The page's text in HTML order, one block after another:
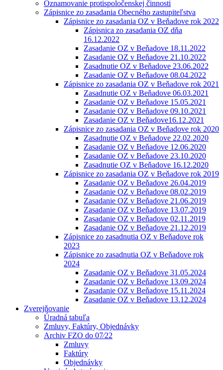
Oznamovanie protispoločenskej činnosti
Zápisnice zo zasadania Obecného zastupiteľstva
Zápisnice zo zasadania OZ v Beňadove rok 2022
Zápisnica zo zasadania OZ dňa
16.12.2022
Zasadanie OZ v Beňadove 18.11.2022
Zasadanie OZ v Beňadove 21.10.2022
Zasadnutie OZ v Beňadove 23.06.2022
Zasadanie OZ v Beňadove 08.04.2022
Zápisnice zo zasadania OZ v Beňadove rok 2021
Zasadnutie OZ v Beňadove 06.03.2021
Zasadanie OZ v Beňadove 15.05.2021
Zasadanie OZ v Beňadove 09.10.2021
Zasadanie OZ v Beňadove16.12.2021
Zápisnice zo zasadania OZ v Beňadove rok 2020
Zasadnutie OZ v Beňadove 22.02.2020
Zasadanie OZ v Beňadove 12.06.2020
Zasadanie OZ v Beňadove 23.10.2020
Zasadnutie OZ v Beňadove 16.12.2020
Zápisnice zo zasadania OZ v Beňadove rok 2019
Zasadanie OZ v Beňadove 26.04.2019
Zasadanie OZ v Beňadove 08.02.2019
Zasadanie OZ v Beňadove 21.06.2019
Zasadanie OZ v Beňadove 13.07.2019
Zasadanie OZ v Beňadove 02.11.2019
Zasadanie OZ v Beňadove 21.12.2019
Zápisnice zo zasadnutia OZ v Beňadove rok
2023
Zápisnice zo zasadnutia OZ v Beňadove rok
2024
Zasadanie OZ v Beňadove 31.05.2024
Zasadanie OZ v Beňadove 13.09.2024
Zasadanie OZ v Beňadove 15.11.2024
Zasadanie OZ v Beňadove 13.12.2024
Zverejňovanie
Úradná tabuľa
Zmluvy, Faktúry, Objednávky
Archiv FZO do 07⁄22
Zmluvy
Faktúry
Objednávky